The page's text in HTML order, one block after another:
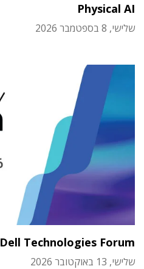
Physical AI
שלישי, 8 בספטמבר 2026
Dell Technologies Forum
שלישי, 13 באוקטובר 2026